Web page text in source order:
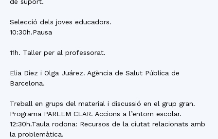
Selecció dels joves educadors.
10:30h.Pausa
11h. Taller per al professorat.
Elia Díez i Olga Juárez. Agència de Salut Pública de
Barcelona.
Treball en grups del material i discussió en el grup gran.
Programa PARLEM CLAR. Accions a l’entorn escolar.
12:30h.Taula rodona: Recursos de la ciutat relacionats amb
la problemàtica.